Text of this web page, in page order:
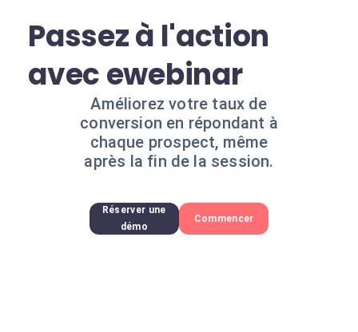
Passez à l'action
avec ewebinar
Améliorez votre taux de
conversion en répondant à
chaque prospect, même
après la fin de la session.
Réserver une
démo
Commencer